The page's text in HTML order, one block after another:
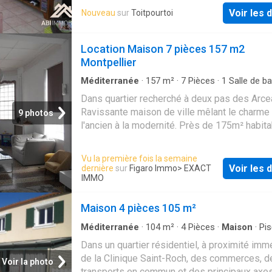
1 377 ? TTC à la charge du locataire
318,09 ? TTC pour l'état des lieux. Zone
(loyer de base à ne pas dépasser) 1372.80
Loyer de base 1372.80 ?/mois. Compl
Nouveau surToitpourtoi Voir les
9 photos
Location Maison 7 pièces 157 m2
Montpellier
Méditerranée · 157 m² · 7 Pièces · 1 Salle de
Dans quartier recherché à deux pas des
Ravissante maison de ville mêlant le charme
l'ancien à la modernité. Près de 175m²
avec son espace salle à manger indépendant,
spcieuses chambres + 1 suite parentale,
de bains de près de 13m², 3 wc. Maison
Loyer: 2 600.00 €* Dont provision sur
locataire: 1 800 € TTC Frais de visite /
rédaction du bail 1 400 € TTC dont
des lieux: 400 € TTC Dépôt de garantie: 2
Vu la première fois la semaine
dernière sur Figaro Immo> EXACT
IMMO
Voir les
Voir la photo
Maison 4 pièces 105 m²
Méditerranée · 104m² · 4Pièces · Maison ·
Dans un quartier résidentiel, à proximité
de la Clinique Saint-Roch, des commerces,